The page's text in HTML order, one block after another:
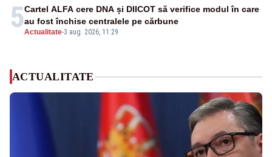
5Actualitate-3 aug. 2026, 11:29
Cartel ALFA cere DNA și DIICOT să verifice modul în care
au fost închise centralele pe cărbune
ACTUALITATE